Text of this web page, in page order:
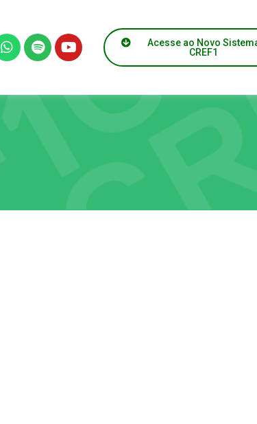
Acesse ao Novo
CREF1